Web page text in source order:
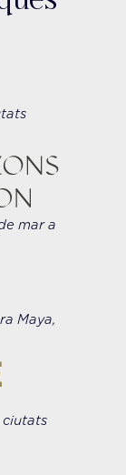
mar a
Maya,
ciutats